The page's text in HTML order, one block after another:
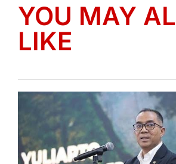
YOU MAY
LIKE